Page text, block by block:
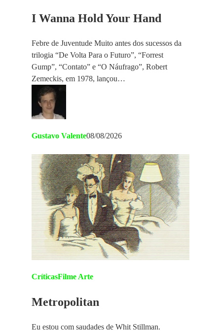
I Wanna Hold Your Hand
Febre de Juventude Muito antes dos sucessos da
trilogia “De Volta Para o Futuro”, “Forrest
Gump”, “Contato” e “O Náufrago”, Robert
Zemeckis, em 1978, lançou…
Gustavo Valente08/08/2026
CríticasFilme Arte
Metropolitan
Eu estou com saudades de Whit Stillman.